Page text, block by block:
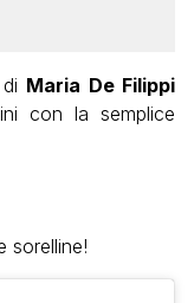
Maria De Filippi
con la semplice
sorelline!